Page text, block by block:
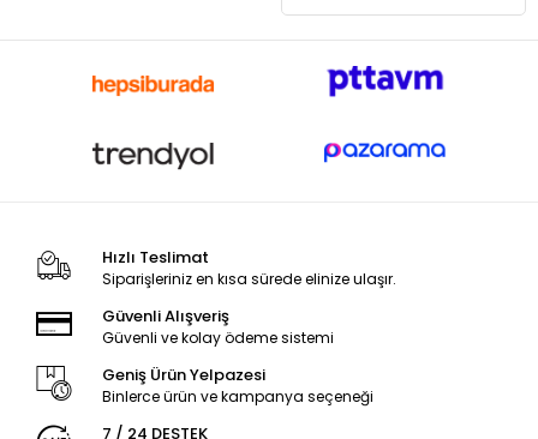
Hızlı Teslimat
Siparişleriniz en kısa sürede elinize ulaşır.
Güvenli Alışveriş
Güvenli ve kolay ödeme sistemi
Geniş Ürün Yelpazesi
Binlerce ürün ve kampanya seçeneği
7 / 24 DESTEK